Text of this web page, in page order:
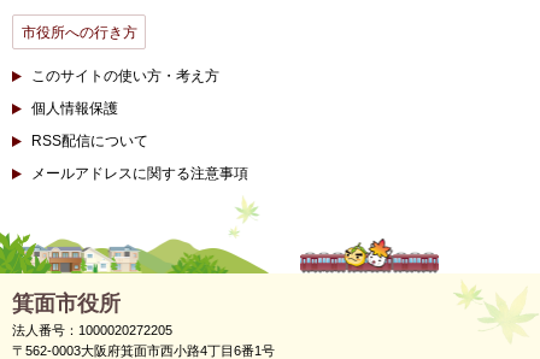
市役所への行き方
このサイトの使い方・考え方
個人情報保護
RSS配信について
メールアドレスに関する注意事項
箕面市役所
法人番号：1000020272205
〒562-0003大阪府箕面市西小路4丁目6番1号